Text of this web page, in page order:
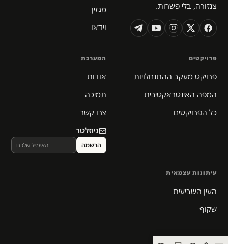
צנזורה, בלי פשרות.
מגזין
וידאו
פרויקטים
פרויקט מעקב ההתנחלויות
המפה האינטראקטיבית
כל הפרויקטים
המערכת
אודות
תמיכה
צרו קשר
ניוזלטר
עיתונות עצמאית
העין השביעית
שקוף